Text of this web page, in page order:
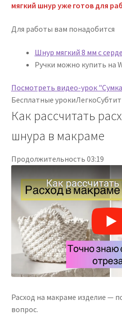
мягкий шнур уже готов для
Для работы вам понадобится
Шнур мягкий 8 мм с
Ручки можно купить на
Посмотреть видео-урок
Бесплатные урокиЛегко
Как рассчитать
шнура в макраме
Продолжительность 03:19
Расход на макраме изделие —
вопрос.